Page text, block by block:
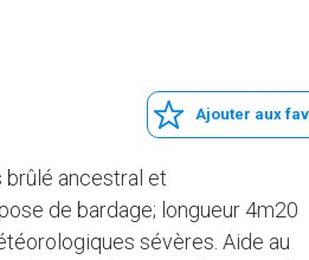
Ajouter aux
brûlé ancestral et
de bardage; longueur 4m20
sévères. Aide au